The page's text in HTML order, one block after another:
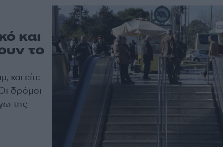
και
το
και είτε
δρόμοι
της